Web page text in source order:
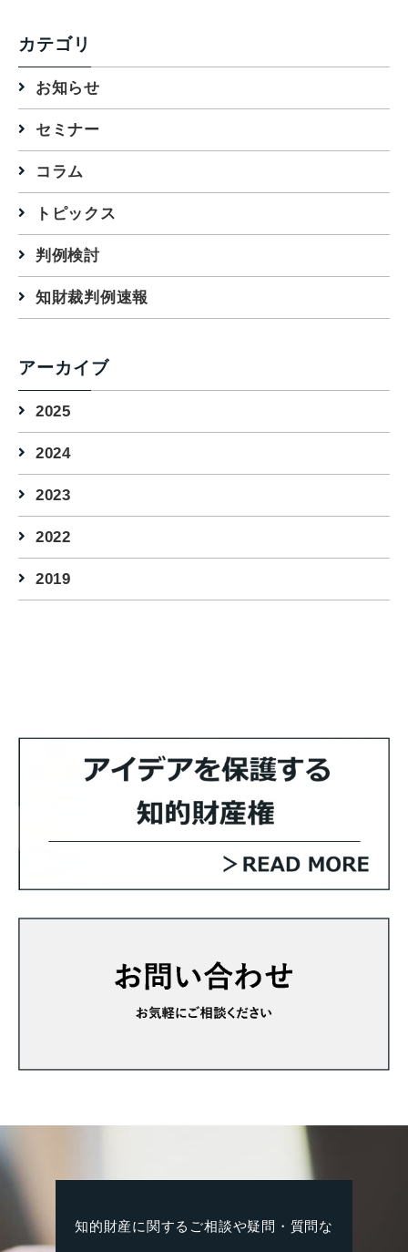
カテゴリ
お知らせ
セミナー
コラム
トピックス
判例検討
知財裁判例速報
アーカイブ
2025
2024
2023
2022
2019
知的財産に関するご相談や疑問・質問な